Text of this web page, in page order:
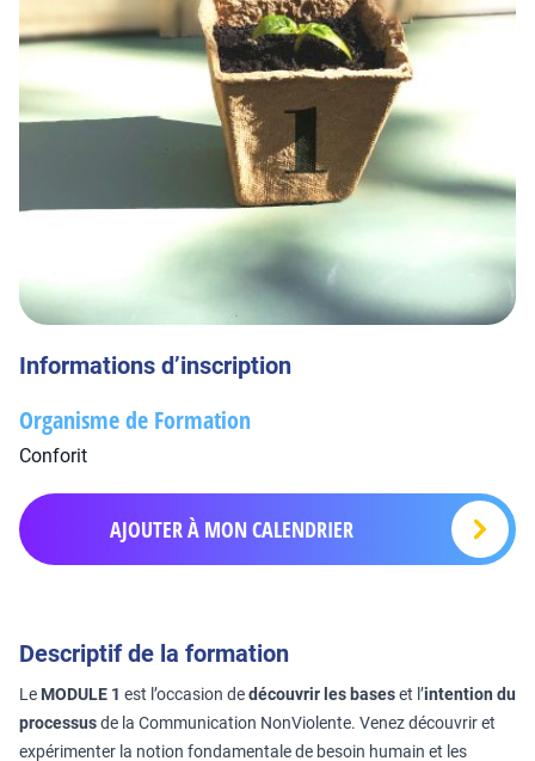
Informations d’inscription
Organisme de Formation
Conforit
AJOUTER À MON CALENDRIER
Descriptif de la formation
Le MODULE 1 est l’occasion dedécouvrir les baseset l’intention du
processusde la Communication NonViolente. Venez découvrir et
expérimenter la notion fondamentale de besoin humain et les